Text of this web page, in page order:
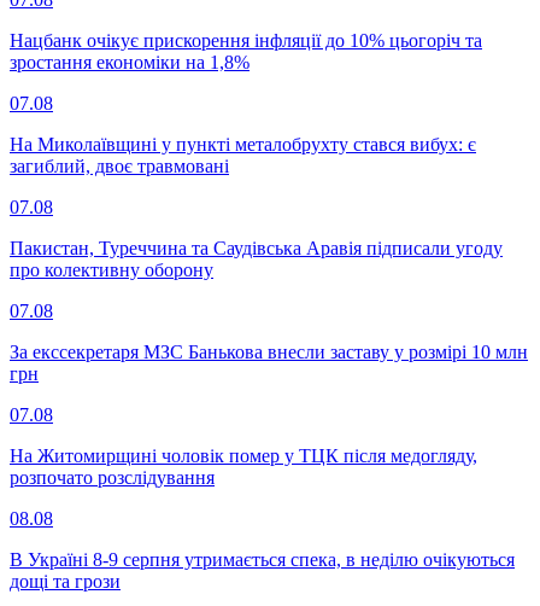
Нацбанк очікує прискорення інфляції до 10% цьогоріч та
зростання економіки на 1,8%
07.08
На Миколаївщині у пункті металобрухту стався вибух: є
загиблий, двоє травмовані
07.08
Пакистан, Туреччина та Саудівська Аравія підписали угоду
про колективну оборону
07.08
За екссекретаря МЗС Банькова внесли заставу у розмірі 10 млн
грн
07.08
На Житомирщині чоловік помер у ТЦК після медогляду,
розпочато розслідування
08.08
В Україні 8-9 серпня утримається спека, в неділю очікуються
дощі та грози